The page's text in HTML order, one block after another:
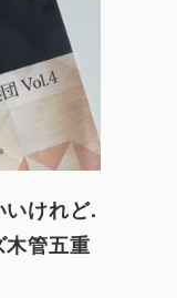
けれど.
管五重